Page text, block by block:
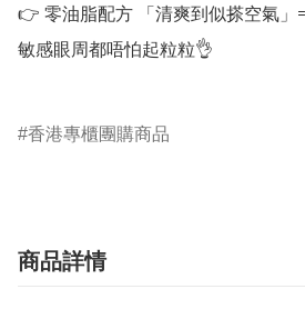
👉 零油脂配方 「清爽到似搽空氣」
敏感眼周都唔怕起粒粒👌
香港專櫃團購商品
商品詳情